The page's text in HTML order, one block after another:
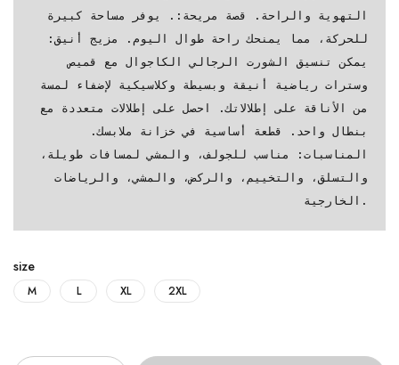
التهوية والراحة.
للحركة، مما يمنحك راحة طوال اليوم.
يمكن تنسيق الشورت الرجالي الكاجوال مع قميص
بنطال واحد. قطعة أساسية في خزانة ملابسك.
الخارجية.
size
M L XL 2XL